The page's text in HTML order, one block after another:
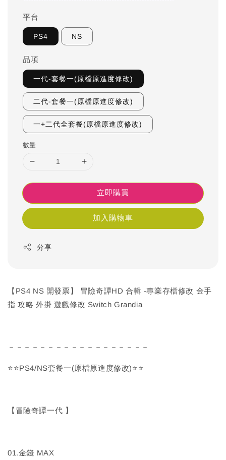
平台
PS4 NS
品項
一代-套餐一(原檔原進度修改)
二代-套餐一(原檔原進度修改)
一+二代全套餐(原檔原進度修改)
數量
立即購買
加入購物車
分享
【PS4 NS 開發票】 冒險奇譚HD 合輯 -專業存檔修改 金手
指 攻略 外掛 遊戲修改 Switch Grandia
－－－－－－－－－－－－－－－－－－
⭐⭐PS4/NS套餐一(原檔原進度修改)⭐⭐
【冒險奇譚一代 】
01.金錢 MAX